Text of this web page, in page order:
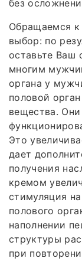
без
Обращаемся к
выбор: по
оставьте Ваш
многим
органа у
половой
вещества.
Это
дает
получения
кремом
стимуляция
полового
наполнении
структуры
при